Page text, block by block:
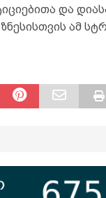
და
ამ